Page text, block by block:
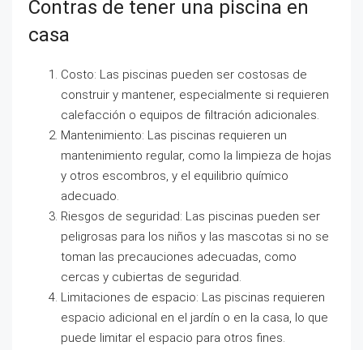
Contras de tener una piscina en
casa
Costo: Las piscinas pueden ser costosas de
construir y mantener, especialmente si requieren
calefacción o equipos de filtración adicionales.
Mantenimiento: Las piscinas requieren un
mantenimiento regular, como la limpieza de hojas
y otros escombros, y el equilibrio químico
adecuado.
Riesgos de seguridad: Las piscinas pueden ser
peligrosas para los niños y las mascotas si no se
toman las precauciones adecuadas, como
cercas y cubiertas de seguridad.
Limitaciones de espacio: Las piscinas requieren
espacio adicional en el jardín o en la casa, lo que
puede limitar el espacio para otros fines.